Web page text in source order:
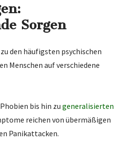
Sorgen
den häufigsten psychischen
Menschen auf verschiedene
bis hin zu generalisierten
reichen von übermäßigen
Panikattacken.